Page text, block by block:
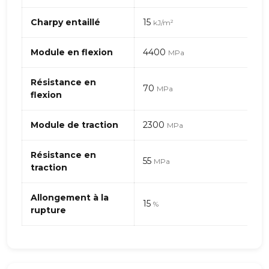
ABS
(Acrylonitrile
billes
de
verre
Charpy entaillé 15 kJ/m²
Module en flexion 4400 MPa
Résistance en
flexion
70 MPa
Module de traction 2300 MPa
Résistance en
traction
55 MPa
Allongement à la
rupture
15 %